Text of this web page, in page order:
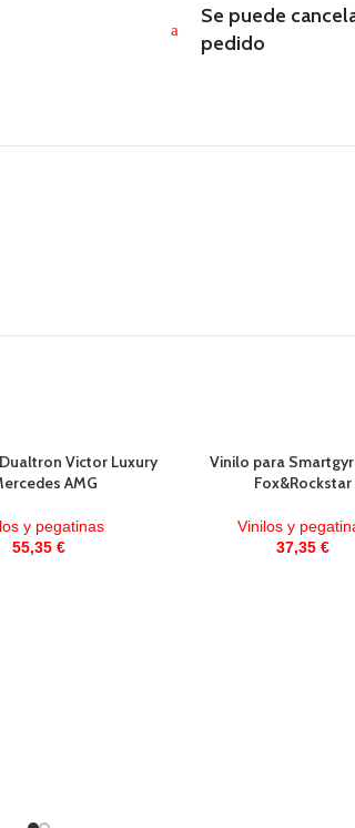
a
Se puede
pedido
Victor Luxury
AMG
y pegatinas
55,35 €
Vinilo para
Fox&Rockstar
Vinilos y
37,35€